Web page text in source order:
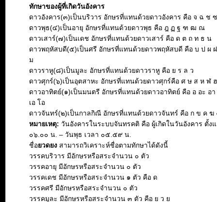
ทักษาของผู้ที่เกิดวันอังคาร
ดาวอังคาร(๓)เป็นบริวาร อักษรที่แทนด้วยดาวอังคาร คือ จ ฉ ช
ดาวพุธ(๔)เป็นอายุ อักษรที่แทนด้วยดาวพุธ คือ ฎ ฏ ฐ ฑ ฒ ณ
ดาวเสาร์(๗)เป็นเดช อักษรที่แทนด้วยดาวเสาร์ คือ ด ต ถ ท ธ น
ดาวพฤหัสบดี(๕)เป็นศรี อักษรที่แทนด้วยดาวพฤหัสบดี คือ บ ป ผ
ม
ดาวราหู(๘)เป็นมูละ อักษรที่แทนด้วยดาวราหู คือ ย ร ล ว
ดาวศุกร์(๖)เป็นอุตสาหะ อักษรที่แทนด้วยดาวศุกร์คือ ศ ษ ส ห ฬ ฮ
ดาวอาทิตย์(๑)เป็นมนตรี อักษรที่แทนด้วยดาวอาทิตย์ คือ อ อะ อา
เอ โอ
ดาวจันทร์(๒)เป็นกาลกิณี อักษรที่แทนด้วยดาวจันทร์ คือ ก ข ค ฆ
หมายเหตุ: วันอังคารในระบบจันทรคติ คือ ผู้เกิดในวันอังคาร ตั้งแ
๐๖.๐๐ น. – วันพุธ เวลา ๐๕.๕๙ น.
ชื่อยวดยง สามารถวิเคราะห์ชื่อตามทักษาได้ดังนี้
วรรคบริวาร มีอักษรหรือสระจำนวน ๐ ตัว
วรรคอายุ มีอักษรหรือสระจำนวน ๐ ตัว
วรรคเดช มีอักษรหรือสระจำนวน ๑ ตัว คือ ด
วรรคศรี มีอักษรหรือสระจำนวน ๐ ตัว
วรรคมูละ มีอักษรหรือสระจำนวน ๓ ตัว คือ ย ว ย